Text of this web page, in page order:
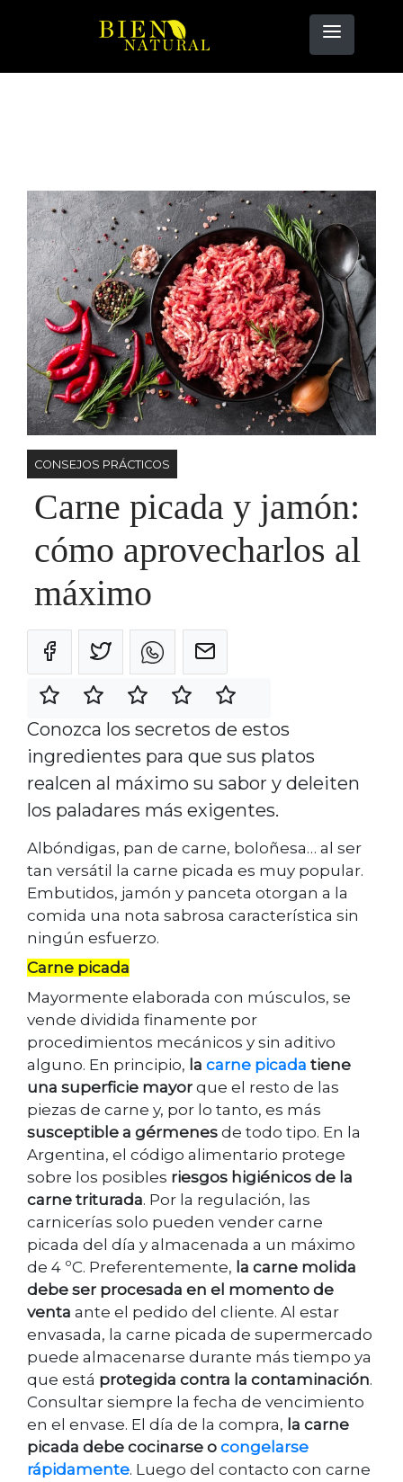
CONSEJOS PRÁCTICOS
Carne picada y jamón:
cómo aprovecharlos al
máximo
Conozca los secretos de estos
ingredientes para que sus platos
realcen al máximo su sabor y deleiten
los paladares más exigentes.
Albóndigas, pan de carne, boloñesa… al ser
tan versátil la carne picada es muy popular.
Embutidos, jamón y panceta otorgan a la
comida una nota sabrosa característica sin
ningún esfuerzo.
Carne picada
Mayormente elaborada con músculos, se
vende dividida finamente por
procedimientos mecánicos y sin aditivo
alguno. En principio, la carne picada tiene
una superficie mayor que el resto de las
piezas de carne y, por lo tanto, es más
susceptible a gérmenes de todo tipo. En la
Argentina, el código alimentario protege
sobre los posibles riesgos higiénicos de la
carne triturada. Por la regulación, las
carnicerías solo pueden vender carne
picada del día y almacenada a un máximo
de 4 ºC. Preferentemente, la carne molida
debe ser procesada en el momento de
venta ante el pedido del cliente. Al estar
envasada, la carne picada de supermercado
puede almacenarse durante más tiempo ya
que está protegida contra la contaminación.
Consultar siempre la fecha de vencimiento
en el envase. El día de la compra, la carne
picada debe cocinarse o congelarse
rápidamente. Luego del contacto con carne